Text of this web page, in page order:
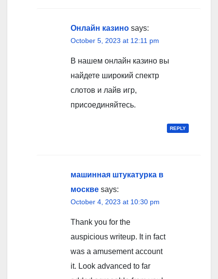
Онлайн казино says:
October 5, 2023 at 12:11 pm
В нашем онлайн казино вы
найдете широкий спектр
слотов и лайв игр,
присоединяйтесь.
REPLY
машинная штукатурка в
москве says:
October 4, 2023 at 10:30 pm
Thank you for the
auspicious writeup. It in fact
was a amusement account
it. Look advanced to far